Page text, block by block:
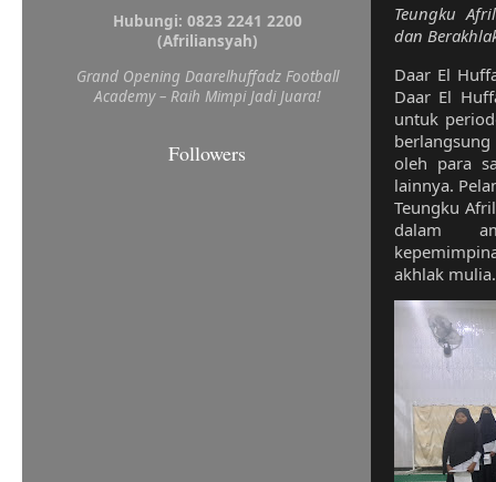
Teungku
dan
Daar El
Daar El
untuk
oleh para
lainnya.
Teungku
dalam
akhlak mulia.
Hubungi: 0823 2241 2200
(Afriliansyah)
Grand Opening Daarelhuffadz Football
Academy – Raih Mimpi Jadi Juara!
Followers